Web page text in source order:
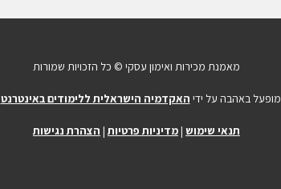
מאמנת מכירות ואימון עסקי © כל הזכויות שמורות
מופעל באהבה על ידי האקדמיה הישראלית ללימודים באינטרנט
תנאי שימוש | מדיניות פרטיות| הצהרת נגישות